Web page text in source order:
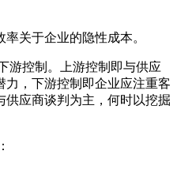
关于企业的隐性成本。
游控制。上游控制即与供应
，下游控制即企业应注重客
供应商谈判为主，何时以挖掘